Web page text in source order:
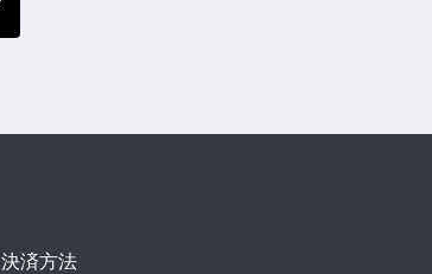
決済方法